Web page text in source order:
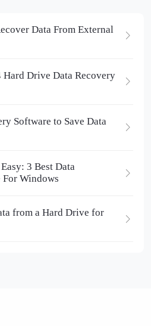
Data From External
Hard Drive Data Recovery
Software to Save Data
3 Best Data
Windows
from a Hard Drive for